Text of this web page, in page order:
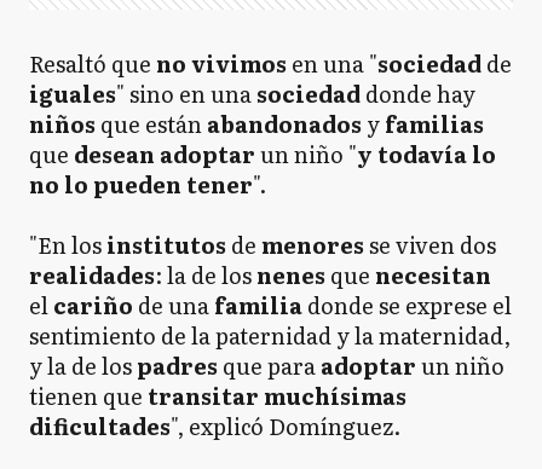
Resaltó que no vivimos en una "sociedadde
iguales" sino en unasociedaddonde hay
niños que estánabandonados yfamilias
que desean adoptarun niño "y todavía lo
no lo pueden tener".
"En losinstitutos de menoresse viven dos
realidades: la de losnenes que necesitan
elcariño de unafamiliadonde se exprese el
sentimiento de la paternidad y la maternidad,
y la de lospadres que paraadoptarun niño
tienen que transitar muchísimas
dificultades", explicó Domínguez.